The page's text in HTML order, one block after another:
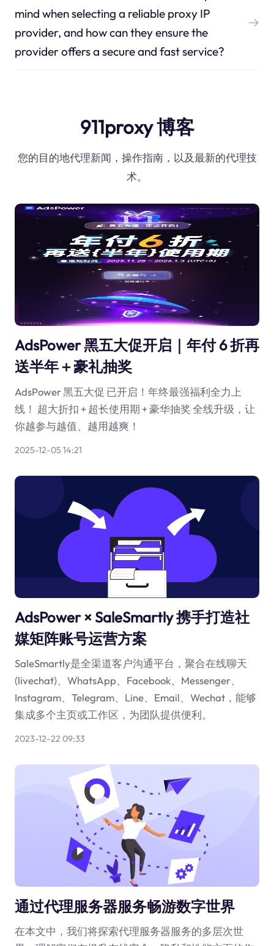
mind when selecting a reliable proxy IP
provider, and how can they ensure the
provider offers a secure and fast service?
911proxy 博客
您的目的地代理新闻，操作指南，以及最新的代理技
术。
AdsPower 黑五大促开启｜年付 6 折再
送半年＋豪礼抽奖
AdsPower 黑五大促 已开启！年终最强福利全力上
线！ 超大折扣 + 超长使用期 + 豪华抽奖 全线升级，让
你越参与越值、越用越爽！
2025-12-05 14:21
AdsPower × SaleSmartly 携手打造社
媒矩阵账号运营方案
SaleSmartly是全渠道客户沟通平台，聚合在线聊天
(livechat)、WhatsApp、Facebook、Messenger、
Instagram、Telegram、Line、Email、Wechat，能够
集成多个主页或工作区，为团队提供便利。
2023-12-22 09:33
通过代理服务器服务畅游数字世界
在本文中，我们将探索代理服务器服务的多层次世